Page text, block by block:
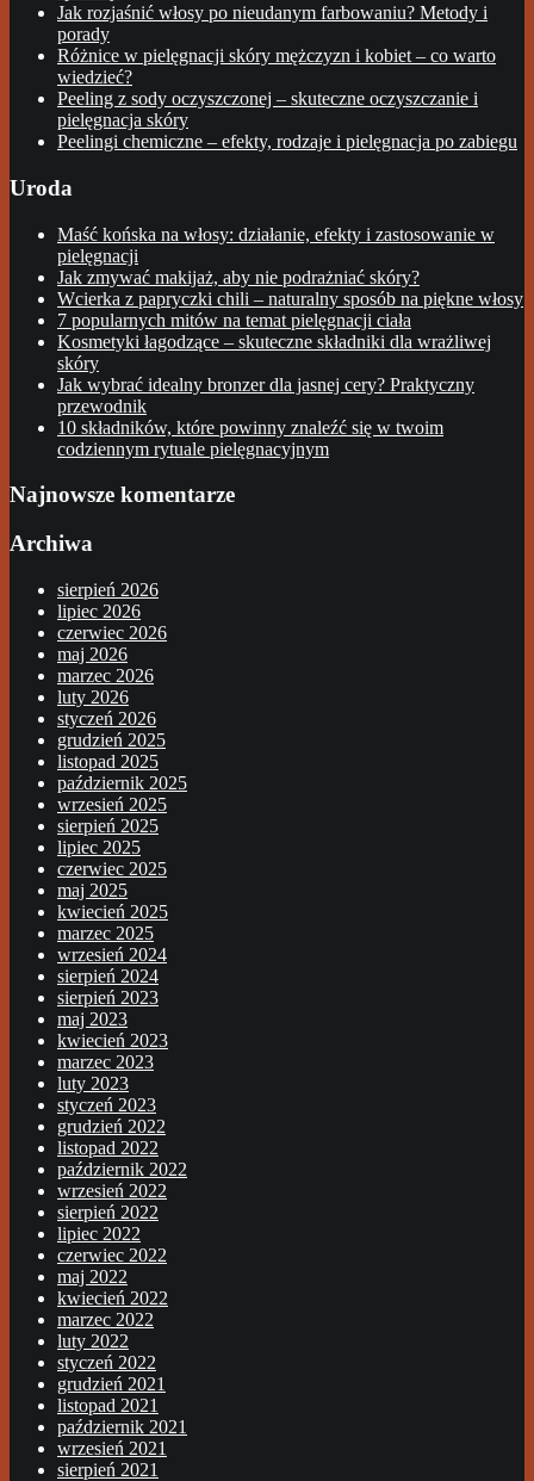
Jak rozjaśnić włosy po nieudanym farbowaniu? Metody i
porady
Różnice w pielęgnacji skóry mężczyzn i kobiet – co warto
wiedzieć?
Peeling z sody oczyszczonej – skuteczne oczyszczanie i
pielęgnacja skóry
Peelingi chemiczne – efekty, rodzaje i pielęgnacja po zabiegu
Uroda
Maść końska na włosy: działanie, efekty i zastosowanie w
pielęgnacji
Jak zmywać makijaż, aby nie podrażniać skóry?
Wcierka z papryczki chili – naturalny sposób na piękne włosy
7 popularnych mitów na temat pielęgnacji ciała
Kosmetyki łagodzące – skuteczne składniki dla wrażliwej
skóry
Jak wybrać idealny bronzer dla jasnej cery? Praktyczny
przewodnik
10 składników, które powinny znaleźć się w twoim
codziennym rytuale pielęgnacyjnym
Najnowsze komentarze
Archiwa
sierpień 2026
lipiec 2026
czerwiec 2026
maj 2026
marzec 2026
luty 2026
styczeń 2026
grudzień 2025
listopad 2025
październik 2025
wrzesień 2025
sierpień 2025
lipiec 2025
czerwiec 2025
maj 2025
kwiecień 2025
marzec 2025
wrzesień 2024
sierpień 2024
sierpień 2023
maj 2023
kwiecień 2023
marzec 2023
luty 2023
styczeń 2023
grudzień 2022
listopad 2022
październik 2022
wrzesień 2022
sierpień 2022
lipiec 2022
czerwiec 2022
maj 2022
kwiecień 2022
marzec 2022
luty 2022
styczeń 2022
grudzień 2021
listopad 2021
październik 2021
wrzesień 2021
sierpień 2021